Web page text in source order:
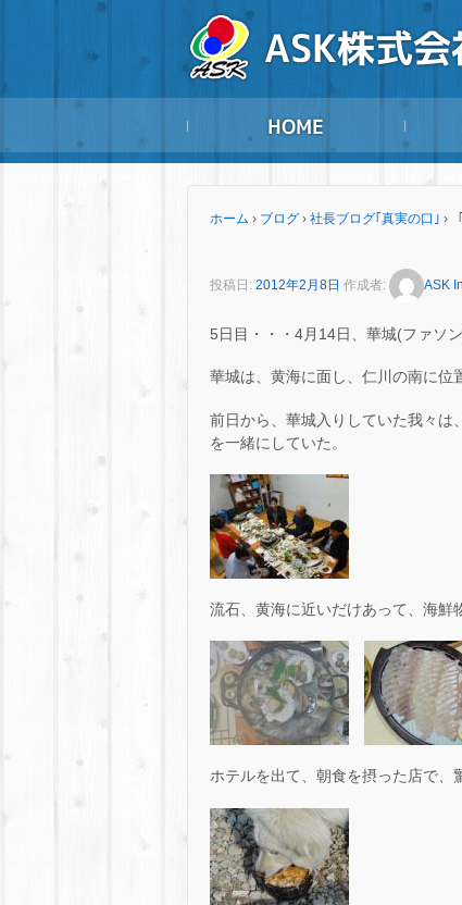
ホーム › ブログ › 社長ブログ｢真実の口｣ ›
投稿日: 2012年2月8日 作成者: ASK
5日目・・・4月14日、華城(ファソン
華城は、黄海に面し、仁川の南に位
前日から、華城入りしていた我々は
を一緒にしていた。
流石、黄海に近いだけあって、海鮮
ホテルを出て、朝食を摂った店で、